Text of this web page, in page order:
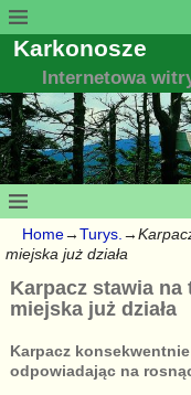
Karkonosze
Internetowa
Home→Turys. →
miejska już działa
Karpacz stawia
miejska już działa
Karpacz
odpowiadając na